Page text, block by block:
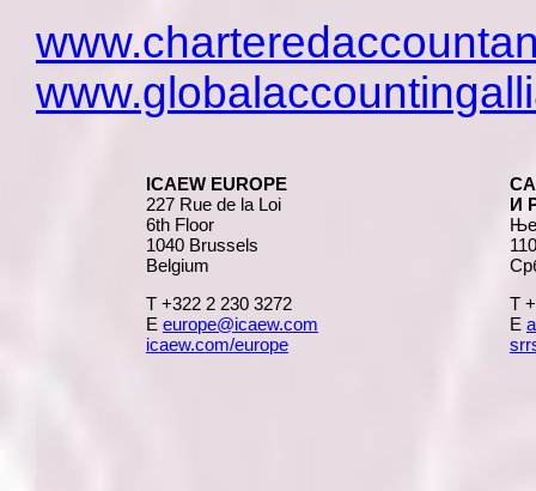
ICAEW EUROPE
227 Rue de la Loi
6th Floor
1040 Brussels
Belgium
T +322 2 230 3272
E europe@icaew.com
icaew.com/europe
И
T
E